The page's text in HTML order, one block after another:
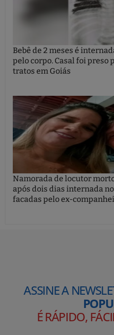
Bebê de 2 meses é
pelo corpo. Casal foi preso
tratos em Goiás
Namorada de locutor
após dois dias internada
facadas pelo ex-
ASSINE A
É RÁPIDO,